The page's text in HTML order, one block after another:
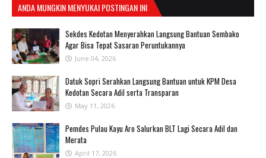
ANDA MUNGKIN MENYUKAI POSTINGAN INI
Sekdes Kedotan Menyerahkan Langsung Bantuan Sembako
Agar Bisa Tepat Sasaran Peruntukannya
June 04, 2026
Datuk Sopri Serahkan Langsung Bantuan untuk KPM Desa
Kedotan Secara Adil serta Transparan
May 11, 2026
Pemdes Pulau Kayu Aro Salurkan BLT Lagi Secara Adil dan
Merata
April 17, 2026